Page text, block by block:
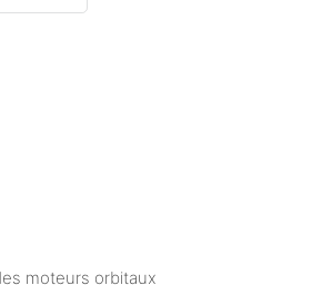
moteurs orbitaux